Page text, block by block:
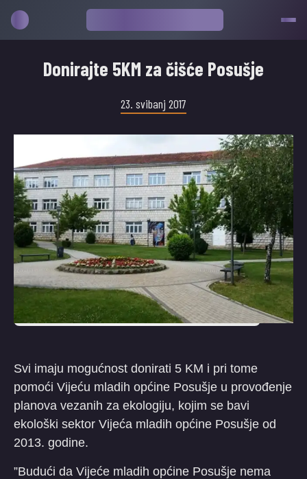
Donirajte 5KM za čišće Posušje
23. svibanj 2017
Svi imaju mogućnost donirati 5 KM i pri tome
pomoći Vijeću mladih općine Posušje u provođenje
planova vezanih za ekologiju, kojim se bavi
ekološki sektor Vijeća mladih općine Posušje od
2013. godine.
”Budući da Vijeće mladih općine Posušje nema